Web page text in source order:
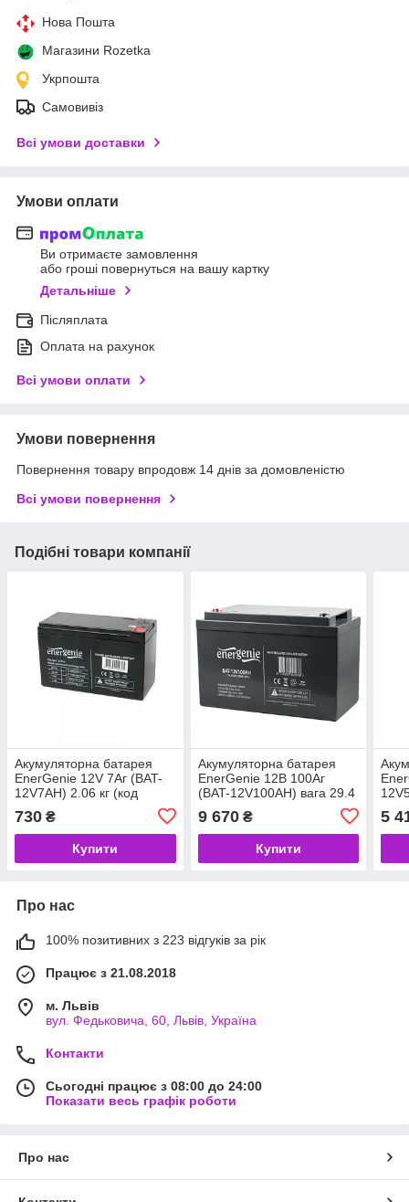
Нова Пошта
Магазини Rozetka
Укрпошта
Самовивіз
Всі умови доставки
Умови оплати
Ви отримаєте замовлення
або гроші повернуться на вашу картку
Детальніше
Післяплата
Оплата на рахунок
Всі умови оплати
Умови повернення
Повернення товару впродовж 14 днів за домовленістю
Всі умови повернення
Подібні товари компанії
Акумуляторна батарея
EnerGenie 12V 7Aг (BAT-
12V7AH) 2.06 кг (код
730 ₴
Купити
Акумуляторна батарея
EnerGenie 12В 100Aг
(BAT-12V100AH) вага 29.4
9 670₴
Купити
5
Про нас
100% позитивних з 223 відгуків за рік
Працює з 21.08.2018
м. Львів
вул. Федьковича, 60, Львів, Україна
Контакти
Сьогодні працює з 08:00 до 24:00
Показати весь графік роботи
Про нас